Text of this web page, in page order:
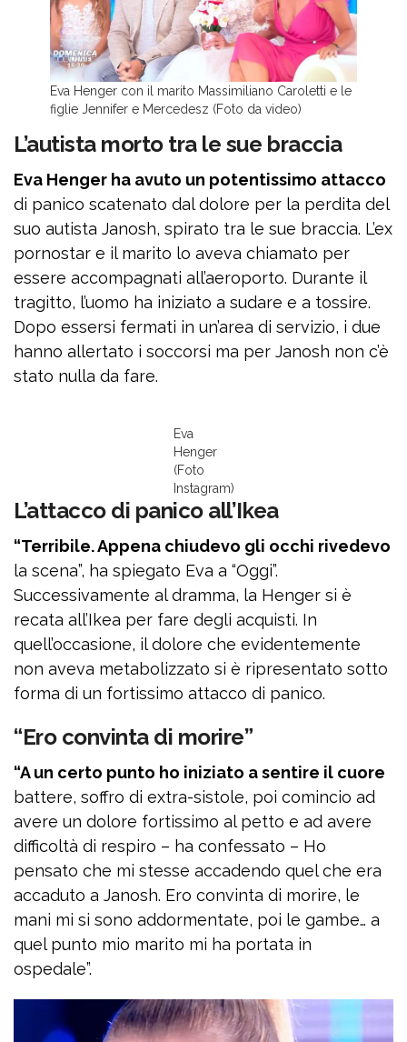
Eva Henger con il marito Massimiliano Caroletti e le
figlie Jennifer e Mercedesz (Foto da video)
L’autista morto tra le sue braccia
Eva Henger ha avuto un potentissimo attacco
di panico scatenato dal dolore per la perdita del
suo autista Janosh, spirato tra le sue braccia. L’ex
pornostar e il marito lo aveva chiamato per
essere accompagnati all’aeroporto. Durante il
tragitto, l’uomo ha iniziato a sudare e a tossire.
Dopo essersi fermati in un’area di servizio, i due
hanno allertato i soccorsi ma per Janosh non c’è
stato nulla da fare.
Eva
Henger
(Foto
Instagram)
L’attacco di panico all’Ikea
“Terribile. Appena chiudevo gli occhi rivedevo
la scena”, ha spiegato Eva a “Oggi”.
Successivamente al dramma, la Henger si è
recata all’Ikea per fare degli acquisti. In
quell’occasione, il dolore che evidentemente
non aveva metabolizzato si è ripresentato sotto
forma di un fortissimo attacco di panico.
“Ero convinta di morire”
“A un certo punto ho iniziato a sentire il cuore
battere, soffro di extra-sistole, poi comincio ad
avere un dolore fortissimo al petto e ad avere
difficoltà di respiro – ha confessato – Ho
pensato che mi stesse accadendo quel che era
accaduto a Janosh. Ero convinta di morire, le
mani mi si sono addormentate, poi le gambe… a
quel punto mio marito mi ha portata in
ospedale”.